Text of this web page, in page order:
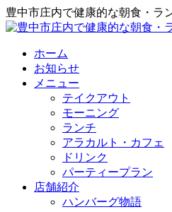
豊中市庄内で健康的な朝食・ラ
ホーム
お知らせ
メニュー
テイクアウト
モーニング
ランチ
アラカルト・カフェ
ドリンク
パーティープラン
店舗紹介
ハンバーグ物語